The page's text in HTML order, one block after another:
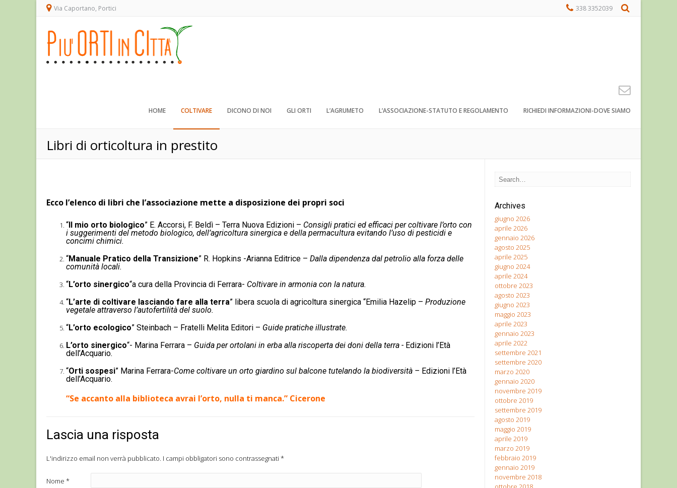
Via Caportano, Portici 338 3352039
HOME COLTIVARE DICONO DI NOI GLI ORTI L’AGRUMETO L’ASSOCIAZIONE-STATUTO E REGOLAMENTO RICHIEDI INFORMAZIONI-DOVE SIAMO
Libri di orticoltura in prestito
Ecco l’elenco di libri che l’associazione mette a disposizione dei propri soci
“Il mio orto biologico” E. Accorsi, F. Beldì – Terra Nuova Edizioni – Consigli pratici ed efficaci per coltivare l’orto con
i suggerimenti del metodo biologico, dell’agricoltura sinergica e della permacultura evitando l’uso di pesticidi e
concimi chimici.
“Manuale Pratico della Transizione” R. Hopkins -Arianna Editrice – Dalla dipendenza dal petrolio alla forza delle
comunità locali.
“L’orto sinergico“a cura della Provincia di Ferrara- Coltivare in armonia con la natura.
“L’arte di coltivare lasciando fare alla terra” libera scuola di agricoltura sinergica “Emilia Hazelip – Produzione
vegetale attraverso l’autofertilità del suolo.
“L’orto ecologico” Steinbach – Fratelli Melita Editori – Guide pratiche illustrate.
L’orto sinergico“- Marina Ferrara – Guida per ortolani in erba alla riscoperta dei doni della terra - Edizioni l’Età
dell’Acquario.
“Orti sospesi” Marina Ferrara-Come coltivare un orto giardino sul balcone tutelando la biodiversità – Edizioni l’Età
dell’Acquario.
“Se accanto alla biblioteca avrai l’orto, nulla ti manca.” Cicerone
Lascia una risposta
L'indirizzo email non verrà pubblicato. I campi obbligatori sono contrassegnati *
Nome *
Archives
giugno 2026
aprile 2026
gennaio 2026
agosto 2025
aprile 2025
giugno 2024
aprile 2024
ottobre 2023
agosto 2023
giugno 2023
maggio 2023
aprile 2023
gennaio 2023
aprile 2022
settembre 2021
settembre 2020
marzo 2020
gennaio 2020
novembre 2019
ottobre 2019
settembre 2019
agosto 2019
maggio 2019
aprile 2019
marzo 2019
febbraio 2019
gennaio 2019
novembre 2018